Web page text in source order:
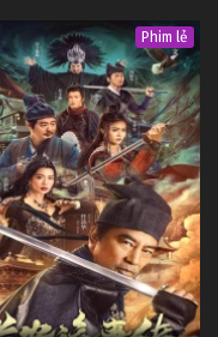
Phim lẻ